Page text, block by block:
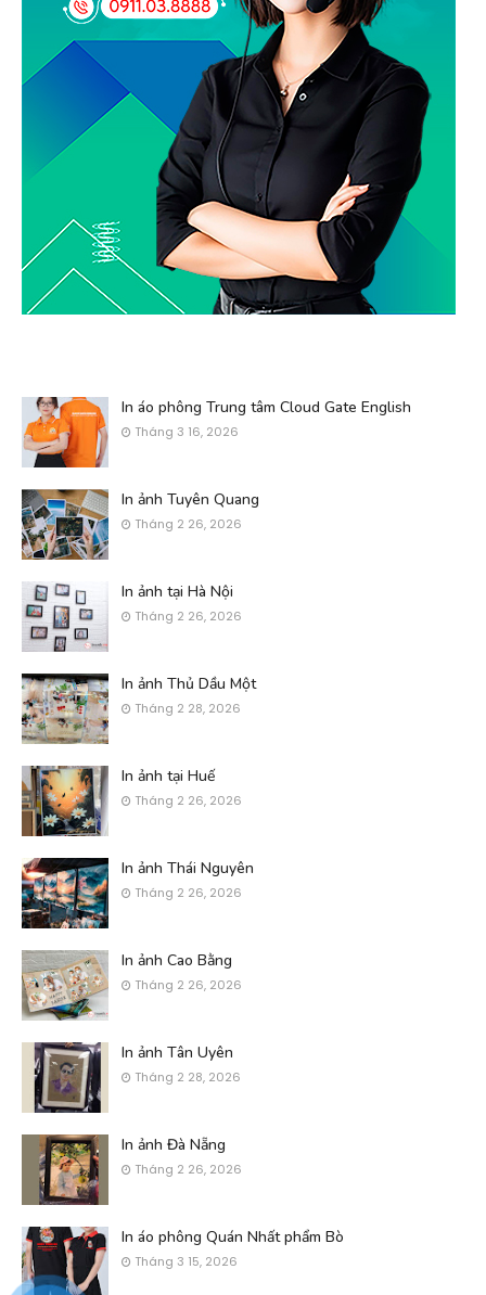
In áo phông Trung tâm Cloud Gate English
Tháng 3 16, 2026
In ảnh Tuyên Quang
Tháng 2 26, 2026
In ảnh tại Hà Nội
Tháng 2 26, 2026
In ảnh Thủ Dầu Một
Tháng 2 28, 2026
In ảnh tại Huế
Tháng 2 26, 2026
In ảnh Thái Nguyên
Tháng 2 26, 2026
In ảnh Cao Bằng
Tháng 2 26, 2026
In ảnh Tân Uyên
Tháng 2 28, 2026
In ảnh Đà Nẵng
Tháng 2 26, 2026
In áo phông Quán Nhất phẩm Bò
Tháng 3 15, 2026